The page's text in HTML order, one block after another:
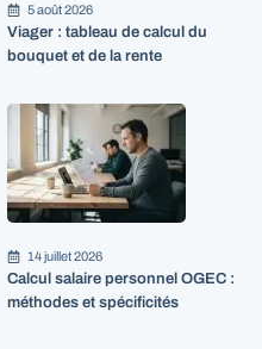
5 août 2026
Viager : tableau de calcul du
bouquet et de la rente
14 juillet 2026
Calcul salaire personnel OGEC :
méthodes et spécificités